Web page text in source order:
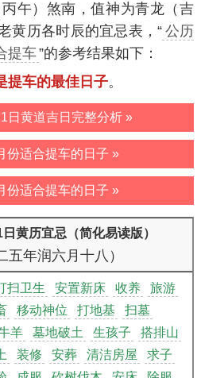
丙午）煞南，值神为青龙（吉
黄历各时辰的宜忌表，“公历
提车”的参考结果如下：
提车的最佳日子。
日黄道吉日完整分析 »
份适合提车的日子 »
份适合提车的日子 »
黄历宜忌（简化易读版）
五年润六月十八）
扫卫生 安置新床 收养
旅游
移动神位 打地基
扫墓
羊 墓地破土 生孩子
搭排山
装修 安葬 清洁房屋
求子